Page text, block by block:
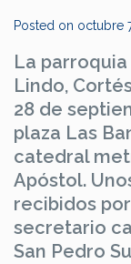
Posted on octubre
La parroquia
Lindo,
28 de
plaza Las
catedral
Apóstol.
recibidos
secretario
San Pedro